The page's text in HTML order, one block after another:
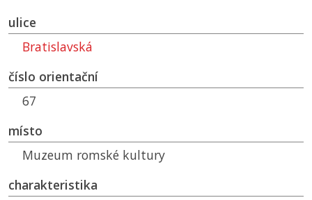
ulice
Bratislavská
číslo orientační
67
místo
Muzeum romské kultury
charakteristika